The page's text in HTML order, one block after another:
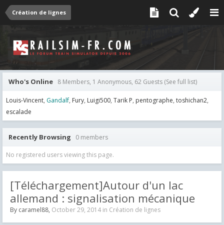
Création de lignes
Who's Online 8 Members, 1 Anonymous, 62 Guests (See full list)
Louis-Vincent Gandalf Fury Luigi500 Tarik P pentographe toshichan2
escalade
Recently Browsing 0 members
No registered users viewing this page.
[Téléchargement]Autour d'un lac
allemand : signalisation mécanique
By caramel88, October 29, 2014 in Création de lignes